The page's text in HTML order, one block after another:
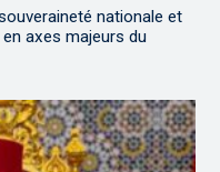
nationale et
axes majeurs du